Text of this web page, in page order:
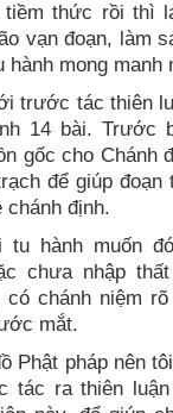
thức rồi thì
vạn đoạn, làm
hành mong manh
trước tác thiên
14 bài. Trước
gốc cho Chánh
để giúp đoạn
định.
tu hành muốn
chưa nhập
chánh niệm
mắt.
Phật pháp nên
tác ra thiên luận